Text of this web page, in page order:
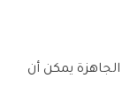
يمكن أن